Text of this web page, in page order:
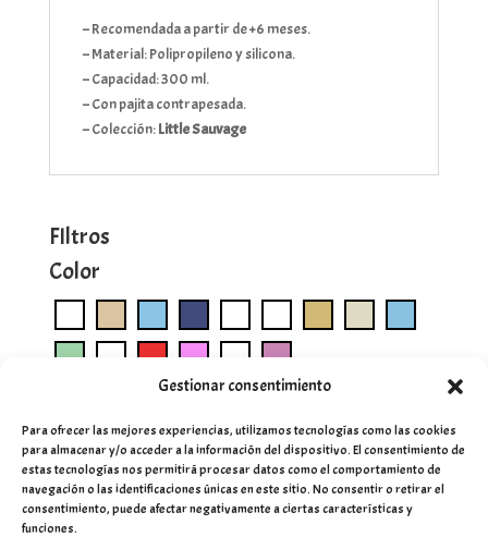
Gestionar consentimiento
Para ofrecer las mejores experiencias, utilizamos tecnologías como las cookies
para almacenar y/o acceder a la información del dispositivo. El consentimiento de
estas tecnologías nos permitirá procesar datos como el comportamiento de
navegación o las identificaciones únicas en este sitio. No consentir o retirar el
consentimiento, puede afectar negativamente a ciertas características y
funciones.
– Recomendada a partir de +6 meses.
– Material: Polipropileno y silicona.
– Capacidad: 300 ml.
– Con pajita contrapesada.
– Colección:Little Sauvage
FIltros
Color